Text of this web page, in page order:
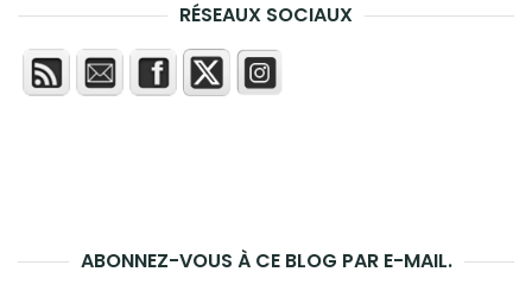
RÉSEAUX SOCIAUX
ABONNEZ-VOUS À CE BLOG PAR E-MAIL.